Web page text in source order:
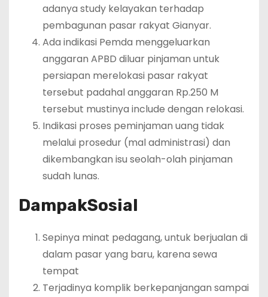
adanya study kelayakan terhadap
pembagunan pasar rakyat Gianyar.
Ada indikasi Pemda menggeluarkan
anggaran APBD diluar pinjaman untuk
persiapan merelokasi pasar rakyat
tersebut padahal anggaran Rp.250 M
tersebut mustinya include dengan relokasi.
Indikasi proses peminjaman uang tidak
melalui prosedur (mal administrasi) dan
dikembangkan isu seolah-olah pinjaman
sudah lunas.
DampakSosial
Sepinya minat pedagang, untuk berjualan di
dalam pasar yang baru, karena sewa
tempat
Terjadinya komplik berkepanjangan sampai